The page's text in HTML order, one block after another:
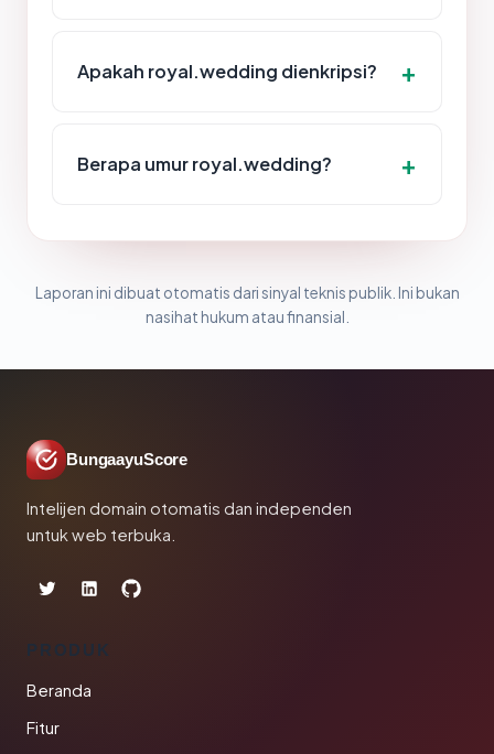
Apakah royal.wedding dienkripsi?
Berapa umur royal.wedding?
Laporan ini dibuat otomatis dari sinyal teknis publik. Ini bukan
nasihat hukum atau finansial.
BungaayuScore
Intelijen domain otomatis dan independen
untuk web terbuka.
PRODUK
Beranda
Fitur